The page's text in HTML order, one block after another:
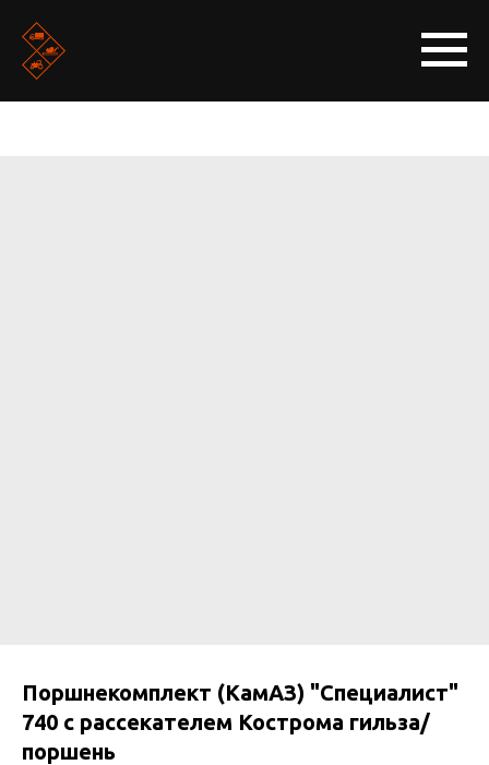
Поршнекомплект (КамАЗ) "Специалист"
740 с рассекателем Кострома гильза/
поршень